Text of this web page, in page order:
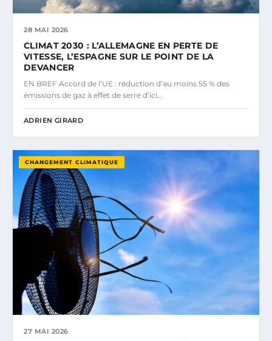
28 MAI 2026
CLIMAT 2030 : L’ALLEMAGNE EN PERTE DE
VITESSE, L’ESPAGNE SUR LE POINT DE LA
DEVANCER
EN BREF Accord de l’UE : réduction d’au moins 55 % des
émissions de gaz à effet de serre d’ici…
ADRIEN GIRARD
CHANGEMENT CLIMATIQUE
27 MAI 2026